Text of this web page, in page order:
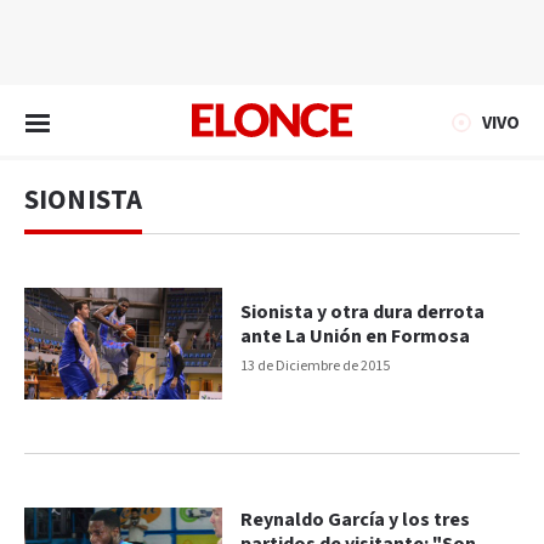
VIVO
SIONISTA
13 de Diciembre de 2015
Sionista y otra dura derrota
ante La Unión en Formosa
Reynaldo García y los tres